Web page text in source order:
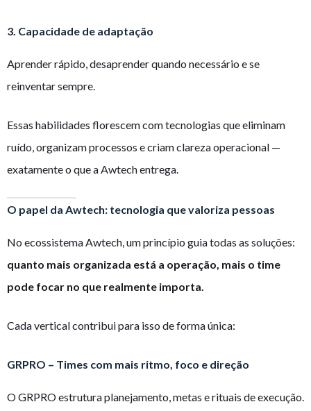
3. Capacidade de adaptação
Aprender rápido, desaprender quando necessário e se
reinventar sempre.
Essas habilidades florescem com tecnologias que eliminam
ruído, organizam processos e criam clareza operacional —
exatamente o que a Awtech entrega.
O papel da Awtech: tecnologia que valoriza pessoas
No ecossistema Awtech, um princípio guia todas as soluções:
quanto mais organizada está a operação, mais o time
pode focar no que realmente importa.
Cada vertical contribui para isso de forma única:
GRPRO – Times com mais ritmo, foco e direção
O GRPRO estrutura planejamento, metas e rituais de execução.